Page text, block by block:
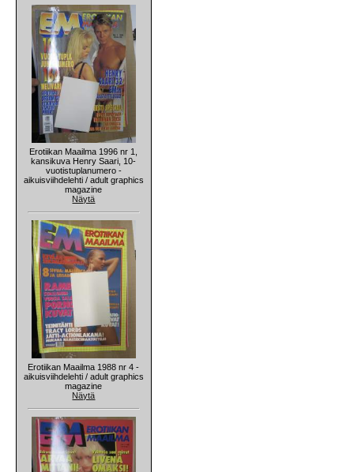
Erotiikan Maailma 1996 nr 1,
kansikuva Henry Saari, 10-
vuotistuplanumero -
aikuisviihdelehti / adult graphics
magazine
Näytä
Erotiikan Maailma 1988 nr 4 -
aikuisviihdelehti / adult graphics
magazine
Näytä